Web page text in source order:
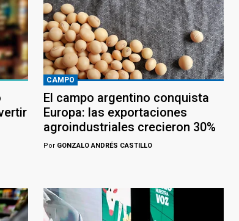
CAMPO
El campo argentino conquista
Europa: las exportaciones
agroindustriales crecieron 30%
PorGONZALO ANDRÉS CASTILLO